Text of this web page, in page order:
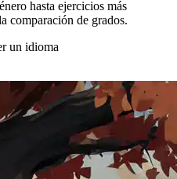
hasta ejercicios más
comparación de grados.
un idioma